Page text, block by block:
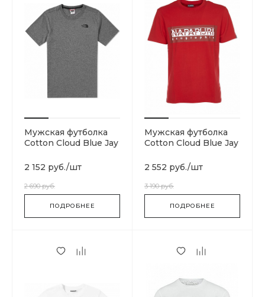
Мужская футболка
Cotton Cloud Blue Jay
2 152 руб./шт
2 690 руб.
ПОДРОБНЕЕ
Мужская футболка
Cotton Cloud Blue Jay
2 552 руб./шт
3 190 руб.
ПОДРОБНЕЕ